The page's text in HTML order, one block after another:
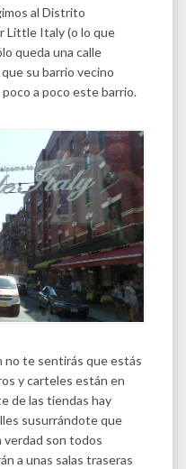
al Distrito
Little Italy (o lo que
queda una calle
su barrio vecino
a poco este barrio.
no te sentirás que estás
y carteles están en
de las tiendas hay
susurrándote que
verdad son todos
a unas salas traseras